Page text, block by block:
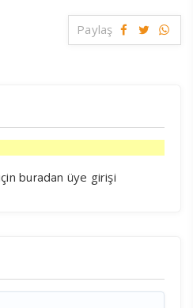
Paylaş
buradan üye girişi